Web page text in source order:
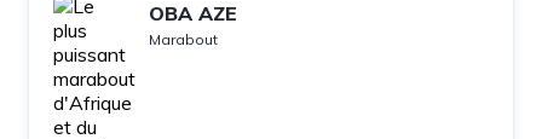
OBA AZE
Marabout